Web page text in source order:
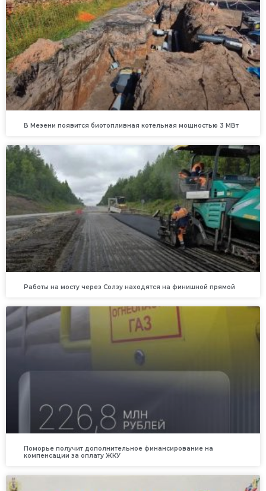
В Мезени появится биотопливная котельная мощностью 3 МВт
Работы на мосту через Солзу находятся на финишной прямой
Поморье получит дополнительное финансирование на
компенсации за оплату ЖКУ